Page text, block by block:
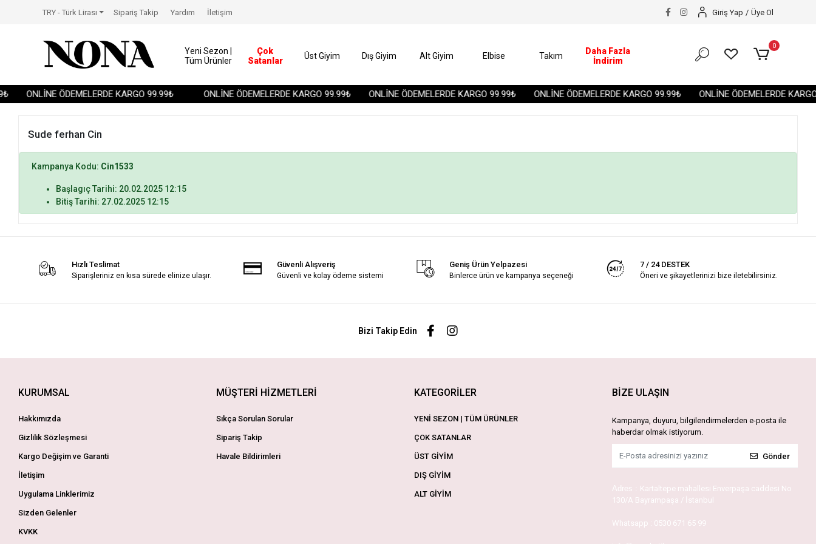
ONLİNE ÖDEMELERDE KARGO 99.99₺ ONLİNE ÖDEMELERDE KARGO 99.99₺ ONLİNE ÖDEMELERDE KARGO 99.99₺ ONLİNE ÖDEMELERDE KARGO 99.99₺ ONLİNE ÖDEMELERDE
TRY - Türk Lirası Sipariş Takip Yardım İletişim Giriş Yap / Üye Ol
Yeni Sezon |
Tüm Ürünler
Çok
Satanlar
Üst Giyim Dış Giyim Alt Giyim Elbise Takım
Daha Fazla
İndirim
0
Sude ferhan Cin
Kampanya Kodu: Cin1533
Başlagıç Tarihi: 20.02.2025 12:15
Bitiş Tarihi: 27.02.2025 12:15
Hızlı Teslimat
Siparişleriniz en kısa sürede elinize ulaşır.
Güvenli Alışveriş
Güvenli ve kolay ödeme sistemi
Geniş Ürün Yelpazesi
Binlerce ürün ve kampanya seçeneği
7 / 24 DESTEK
Öneri ve şikayetlerinizi bize iletebilirsiniz.
Bizi Takip Edin
KURUMSAL
Hakkımızda
Gizlilik Sözleşmesi
Kargo Değişim ve Garanti
İletişim
Uygulama Linklerimiz
Sizden Gelenler
KVKK
MÜŞTERİ HİZMETLERİ
Sıkça Sorulan Sorular
Sipariş Takip
Havale Bildirimleri
KATEGORİLER
YENİ SEZON | TÜM ÜRÜNLER
ÇOK SATANLAR
ÜST GİYİM
DIŞ GİYİM
ALT GİYİM
BİZE ULAŞIN
Kampanya, duyuru, bilgilendirmelerden e-posta ile
haberdar olmak istiyorum.
Gönder
Adres : Kartaltepe mahallesi Enverpaşa caddesi No
130/A Bayrampaşa / İstanbul
Whatsapp : 0530 671 65 99